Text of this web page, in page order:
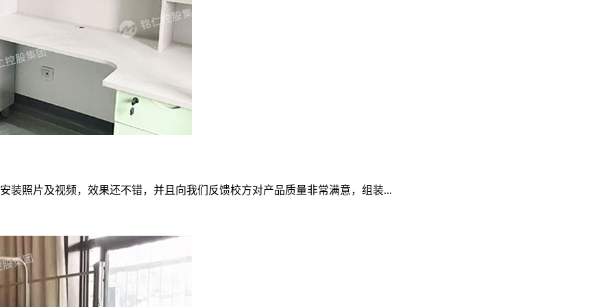
装照片及视频，效果还不错，并且向我们反馈校方对产品质量非常满意，组装...